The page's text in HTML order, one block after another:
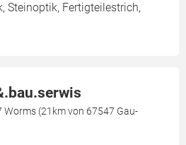
Steinoptik, Fertigteilestrich,
(21km von 67547 Gau-